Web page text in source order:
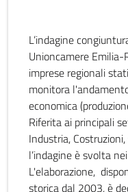
L’indagine
Unioncamere Emilia-
imprese regionali
monitora
economica
Riferita ai principali
Industria,
l’indagine è svolta
L'elaborazione,
storica dal 2003, è